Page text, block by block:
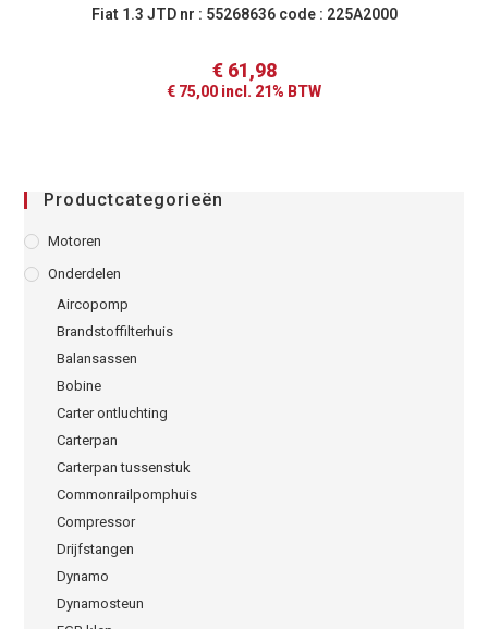
Fiat 1.3 JTD nr : 55268636 code : 225A2000
€61,98
€ 75,00 incl. 21% BTW
Productcategorieën
Motoren
Onderdelen
Aircopomp
Brandstoffilterhuis
Balansassen
Bobine
Carter ontluchting
Carterpan
Carterpan tussenstuk
Commonrailpomphuis
Compressor
Drijfstangen
Dynamo
Dynamosteun